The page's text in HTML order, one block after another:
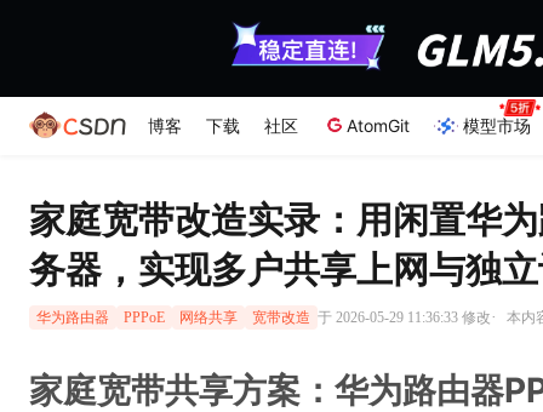
博客 下载 社区 AtomGit 模型市场
家庭宽带改造实录：用闲置华
务器，实现多户共享上网与独
华为路由器 PPPoE 网络共享 宽带改造 于 2026-05-29 11:36:33 修改· 本内
家庭宽带共享方案：华为路由器